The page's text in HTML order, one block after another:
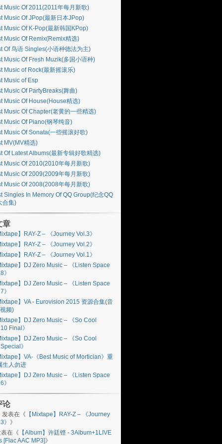
Music Of 2011(2011年每月新歌)
Music Of JPop(最新日本JPop)
Music Of K-Pop(最新韩国KPop)
Music Of Remix(Remix精选)
Of 鸟语 Singles(小语种德法为主)
Music Of Fresh Muzik(多国小语种)
Music of Rock(最新摇滚乐)
Music of Esp
Music Of PartyBreaks(舞曲)
Music Of House(House精选)
Music Of Chapter(老黄的一些精选)
Music Of Piano(钢琴纯音)
Music Of Sonata(一些摇滚好歌)
MV(MV精选)
Of Latest Albums(最新专辑好歌精选)
Music Of 2010(2010年每月新歌)
Music Of 2009(2009年每月新歌)
Music Of 2008(2008年每月新歌)
Singles In Memory Of QQ Group(纪念QQ
合集)
章
】RAY-Z – 《Journey Vol.3》
】RAY-Z – 《Journey Vol.2》
】RAY-Z – 《Journey Vol.1》
】DJ Zero Music – 《Listen Space
》
】DJ Zero Music – 《Listen Space
》
】VA - Eurovision 2015 资源合集(音
频)
】DJ Zero Music – 《So Cool
Final》
】DJ Zero Music – 《So Cool
》
】VA-《Best Music of Mortician》重
生人勿进
】DJ Zero Music – 《Listen Space
》
论
发表在《 【Mixtape】RAY-Z – 《Journey
》 》
在《 【Album】许廷铿 - 3Album+1LIVE
[Flac AAC MP3]》